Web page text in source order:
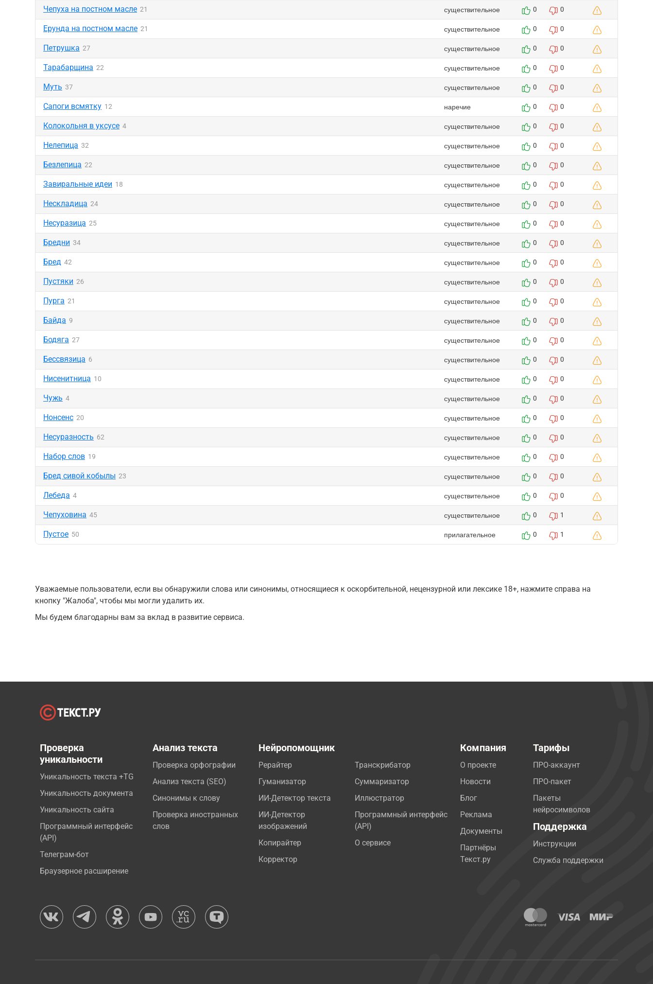
Чепуха на постном масле 21 существительное 0 0
Ерунда на постном масле 21 существительное 0 0
Петрушка 27 существительное 0 0
Тарабарщина 22 существительное 0 0
Муть 37 существительное 0 0
Сапоги всмятку 12 наречие 0 0
Колокольня в уксусе 4 существительное 0 0
Нелепица 32 существительное 0 0
Безлепица 22 существительное 0 0
Завиральные идеи 18 существительное 0 0
Нескладица 24 существительное 0 0
Несуразица 25 существительное 0 0
Бредни 34 существительное 0 0
Бред 42 существительное 0 0
Пустяки 26 существительное 0 0
Пурга 21 существительное 0 0
Байда 9 существительное 0 0
Бодяга 27 существительное 0 0
Бессвязица 6 существительное 0 0
Нисенитница 10 существительное 0 0
Чужь 4 существительное 0 0
Нонсенс 20 существительное 0 0
Несуразность 62 существительное 0 0
Набор слов 19 существительное 0 0
Бред сивой кобылы 23 существительное 0 0
Лебеда 4 существительное 0 0
Чепуховина 45 существительное 0 1
Пустое 50 прилагательное 0 1
Уважаемые пользователи, если вы обнаружили слова или синонимы, относящиеся к оскорбительной, нецензурной или лексике 18+, нажмите справа на
кнопку "Жалоба", чтобы мы могли удалить их.
Мы будем благодарны вам за вклад в развитие сервиса.
Проверка
уникальности
Уникальность текста +TG
Уникальность документа
Уникальность сайта
Программный интерфейс
(API)
Телеграм-бот
Браузерное расширение
Анализ текста
Проверка орфографии
Анализ текста (SEO)
Синонимы к слову
Проверка иностранных
слов
Нейропомощник
Рерайтер
Гуманизатор
ИИ-Детектор текста
ИИ-Детектор
изображений
Копирайтер
Корректор
Транскрибатор
Суммаризатор
Иллюстратор
Программный интерфейс
(API)
О сервисе
Компания
О проекте
Новости
Блог
Реклама
Документы
Партнёры
Текст.ру
Тарифы
ПРО-аккаунт
ПРО-пакет
Пакеты
нейросимволов
Поддержка
Инструкции
Служба поддержки